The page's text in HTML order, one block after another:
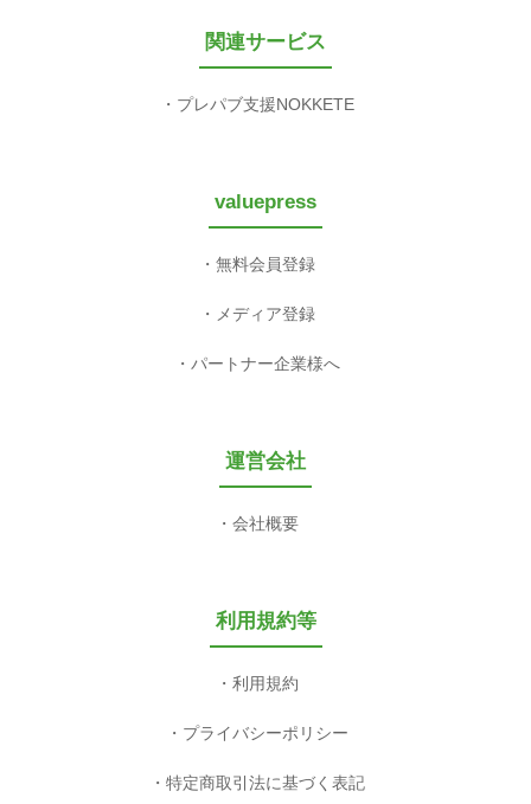
関連サービス
プレパブ支援NOKKETE
valuepress
無料会員登録
メディア登録
パートナー企業様へ
運営会社
会社概要
利用規約等
利用規約
プライバシーポリシー
特定商取引法に基づく表記